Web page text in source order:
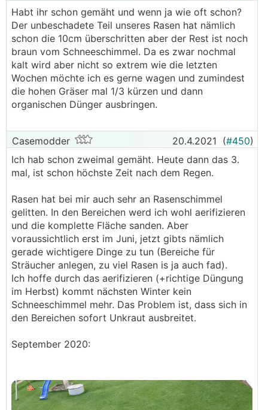
Habt ihr schon gemäht und wenn ja wie oft schon?
Der unbeschadete Teil unseres Rasen hat nämlich
schon die 10cm überschritten aber der Rest ist noch
braun vom Schneeschimmel. Da es zwar nochmal
kalt wird aber nicht so extrem wie die letzten
Wochen möchte ich es gerne wagen und zumindest
die hohen Gräser mal 1/3 kürzen und dann
organischen Dünger ausbringen.
Casemodder 20.4.2021 (#450)
Ich hab schon zweimal gemäht. Heute dann das 3.
mal, ist schon höchste Zeit nach dem Regen.
Rasen hat bei mir auch sehr an Rasenschimmel
gelitten. In den Bereichen werd ich wohl aerifizieren
und die komplette Fläche sanden. Aber
voraussichtlich erst im Juni, jetzt gibts nämlich
gerade wichtigere Dinge zu tun (Bereiche für
Sträucher anlegen, zu viel Rasen is ja auch fad).
Ich hoffe durch das aerifizieren (+richtige Düngung
im Herbst) kommt nächsten Winter kein
Schneeschimmel mehr. Das Problem ist, dass sich in
den Bereichen sofort Unkraut ausbreitet.
September 2020: